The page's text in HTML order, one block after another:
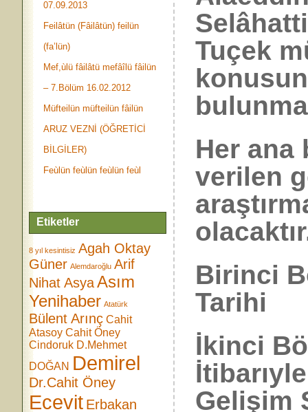
07.09.2013
Feilâtün (Fâilâtün) feilün
(fa’lün)
Mef,ùlü fâilâtü mefâîlü fâilün
– 7.Bölüm 16.02.2012
Müfteilün müfteilün fâilün
ARUZ VEZNİ (ÖĞRETİCİ
BİLGİLER)
Feùlün feùlün feùlün feùl
Etiketler
8 yıl kesintisiz Agah Oktay
Güner Alemdaroğlu Arif
Nihat AsyaAsım
Yenihaber Atatürk
Bülent Arınç Cahit
Atasoy Cahit Öney
Cindoruk D.Mehmet
DOĞAN Demirel
Dr.Cahit Öney
Ecevit Erbakan
Tuçek
Her ana
verilen
Birinci
Tarihi
İkinci
Gelişim